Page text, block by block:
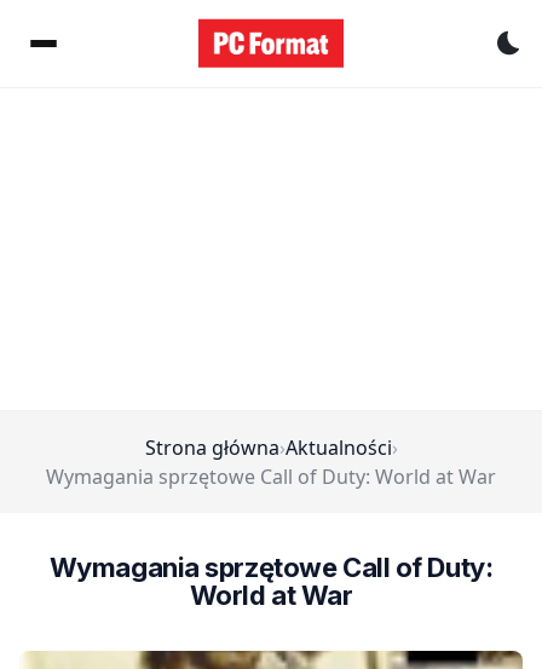
Strona główna›Aktualności›
Wymagania sprzętowe Call of Duty: World at War
Wymagania sprzętowe Call of Duty:
World at War